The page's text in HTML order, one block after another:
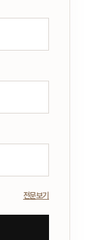
전문보기